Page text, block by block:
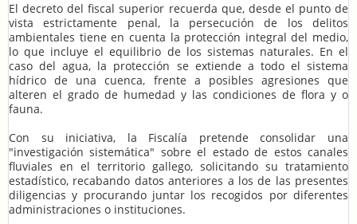
El decreto del fiscal superior recuerda que, desde el punto de
vista estrictamente penal, la persecución de los delitos
ambientales tiene en cuenta la protección integral del medio,
lo que incluye el equilibrio de los sistemas naturales. En el
caso del agua, la protección se extiende a todo el sistema
hídrico de una cuenca, frente a posibles agresiones que
alteren el grado de humedad y las condiciones de flora y o
fauna.
Con su iniciativa, la Fiscalía pretende consolidar una
"investigación sistemática" sobre el estado de estos canales
fluviales en el territorio gallego, solicitando su tratamiento
estadístico, recabando datos anteriores a los de las presentes
diligencias y procurando juntar los recogidos por diferentes
administraciones o instituciones.